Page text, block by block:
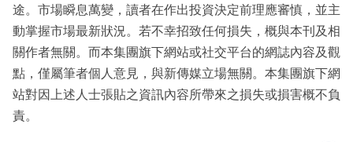
途。市場瞬息萬變，讀者在作出投資決定前理應審慎，並主
動掌握市場最新狀況。若不幸招致任何損失，概與本刊及相
關作者無關。而本集團旗下網站或社交平台的網誌內容及觀
點，僅屬筆者個人意見，與新傳媒立場無關。本集團旗下網
站對因上述人士張貼之資訊內容所帶來之損失或損害概不負
責。